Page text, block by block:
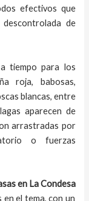
efectivos que
descontrolada de
atiempo para los
roja, babosas,
blancas, entre
aparecen de
arrastradas por
o fuerzas
en La Condesa
el tema, con un